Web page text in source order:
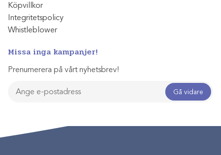
Köpvillkor
Integritetspolicy
Whistleblower
Missa inga kampanjer!
Prenumerera på vårt nyhetsbrev!
Gå vidare